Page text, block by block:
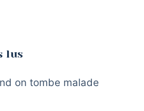
lus
on tombe malade